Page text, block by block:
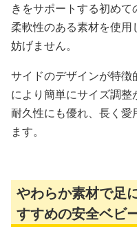
きをサポートする初めて
柔軟性のある素材を使
妨げません。
サイドのデザインが特
により簡単にサイズ調整
耐久性にも優れ、長く
ます。
やわらか素材で足
すすめの安全ベビ